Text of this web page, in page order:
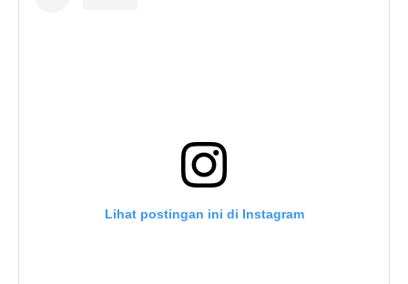
Lihat postingan ini di Instagram